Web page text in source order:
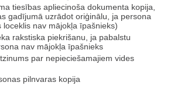
tiesības apliecinoša dokumenta kopija,
gadījumā uzrādot oriģinālu, ja persona
loceklis nav mājokļa īpašnieks)
rakstiska piekrišanu, ja pabalstu
nav mājokļa īpašnieks
par nepieciešamajiem vides
pilnvaras kopija